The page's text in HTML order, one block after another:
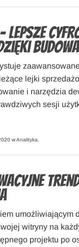
lepsze
lejki
i narzędzia
sesji
wAnalityka
umożliwiającym
witryny na
projektu po